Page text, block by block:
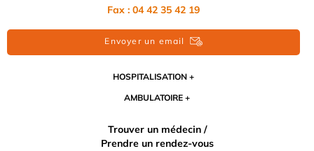
Fax : 04 42 35 42 19
Envoyer un email
HOSPITALISATION
AMBULATOIRE
Trouver un médecin /
Prendre un rendez-vous